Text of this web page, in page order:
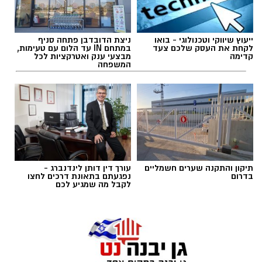
הזמר הבריטי בוי ג'ורג', מהקולות המזוהים ביותר
עם עולם הפופ של שנות ה־80, מצא את עצמו
בימים האחרונים במרכז סערה בינלאומית בעקבות
שיר חדש שבו הוא מביע תמיכה בישראל ובקורבנות
We Will Dance Again" ("עוד נרקוד"), זוכה
לתהודה רבה ברשתות החברתיות ומעורר ויכוח
סוער בקרב מעריצים, אמנים ופעילים ברחבי
שירים שהפכו את הפוליטיקה הישראלית לפזמון
לא רק בקלפי: 6 שירים שהפכו את הפוליטיקה
ייעוץ שיווקי וטכנולוגי - בואו
לקחת את העסק שלכם צעד
קדימה
ניצת הדובדבן פתחה סניף
במתחם IN עד הלום עם טעימות,
מבצעי ענק ואטרקציות לכל
המשפחה
תיקון והתקנה שערים חשמליים
בדרום
עורך דין דותן לינדנברג -
נפגעתם בתאונת דרכים לחצו
לקבל מה שמגיע לכם